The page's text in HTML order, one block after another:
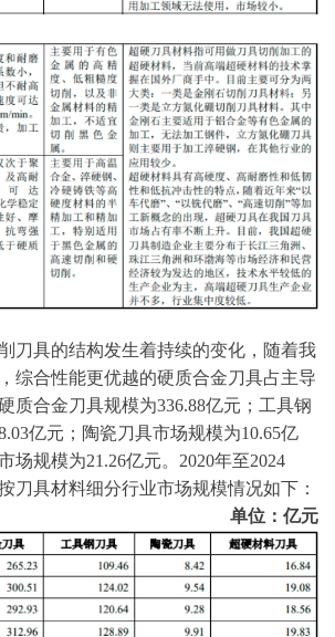
刀具的结构发生着持续的变化，随着我
综合性能更优越的硬质合金刀具占主导
质合金刀具规模为336.88亿元；工具钢
亿元；陶瓷刀具市场规模为10.65亿
场规模为21.26亿元。2020年至2024
刀具材料细分行业市场规模情况如下：
单位：亿元